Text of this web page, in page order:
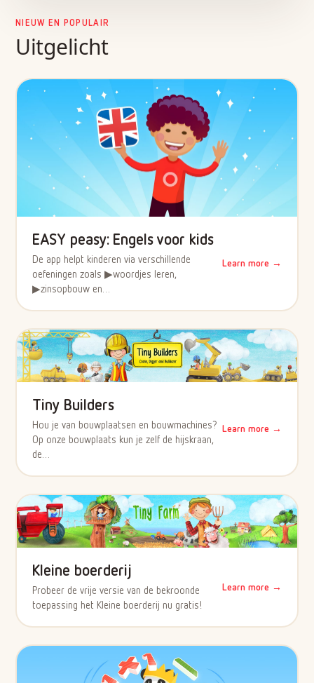
NIEUW EN POPULAIR
Uitgelicht
EASY peasy: Engels voor kids
De app helpt kinderen via verschillende
oefeningen zoals ▶woordjes leren,
▶zinsopbouw en…
Learn more →
Tiny Builders
Hou je van bouwplaatsen en bouwmachines?
Op onze bouwplaats kun je zelf de hijskraan,
de…
Learn more →
Kleine boerderij
Probeer de vrije versie van de bekroonde
toepassing het Kleine boerderij nu gratis!
Learn more →